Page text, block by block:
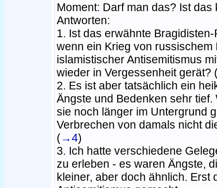
Moment: Darf man das? Ist
Antworten:
1. Ist das erwähnte
wenn ein Krieg von
islamistischer Antisemitismus
wieder in Vergessenheit gerät?
2. Es ist aber tatsächlich ein
Ängste und Bedenken sehr
sie noch länger im Untergrund
Verbrechen von damals nicht
(→4)
3. Ich hatte verschiedene
zu erleben - es waren Ängste,
kleiner, aber doch ähnlich. Erst